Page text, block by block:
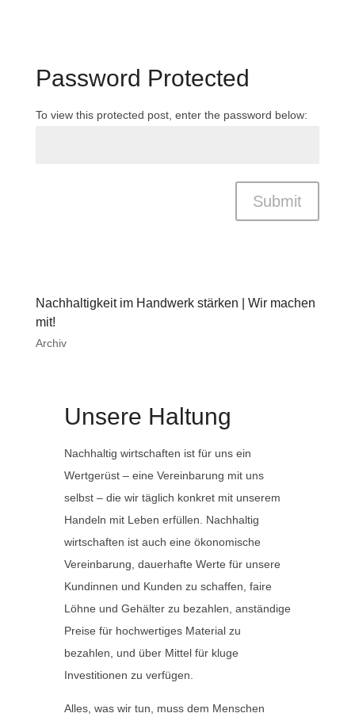
Password Protected
To view this protected post, enter the password below:
Submit
Nachhaltigkeit im Handwerk stärken | Wir machen
mit!
Archiv
Unsere Haltung
Nachhaltig wirtschaften ist für uns ein
Wertgerüst – eine Vereinbarung mit uns
selbst – die wir täglich konkret mit unserem
Handeln mit Leben erfüllen. Nachhaltig
wirtschaften ist auch eine ökonomische
Vereinbarung, dauerhafte Werte für unsere
Kundinnen und Kunden zu schaffen, faire
Löhne und Gehälter zu bezahlen, anständige
Preise für hochwertiges Material zu
bezahlen, und über Mittel für kluge
Investitionen zu verfügen.
Alles, was wir tun, muss dem Menschen